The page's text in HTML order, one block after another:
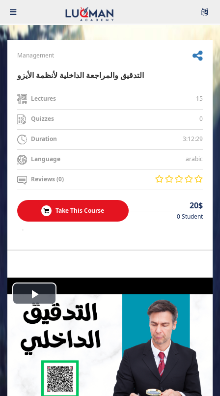
Management
التدقيق والمراجعة الداخلية لأنظمة الأيزو
Lectures 15
Quizzes 0
Duration 3:12:29
Language arabic
Reviews (0)
Take This Course 20$
0 Student
.
Play
Video